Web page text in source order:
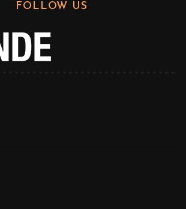
FOLLOW US